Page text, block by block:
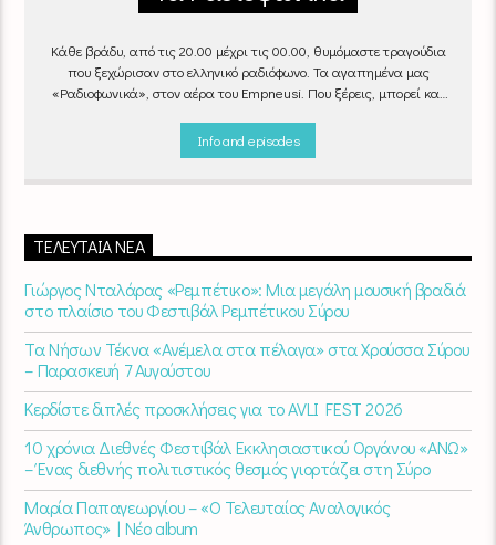
Κάθε βράδυ, από τις 20.00 μέχρι τις 00.00, θυμόμαστε τραγούδια
που ξεχώρισαν στο ελληνικό ραδιόφωνο. Τα αγαπημένα μας
«Ραδιοφωνικά», στον αέρα του Empneusi. Που ξέρεις, μπορεί και
:00 – 00:00 στον Empneusi 107 FM
Info and episodes
ΤΕΛΕΥΤΑΊΑ ΝΈΑ
Γιώργος Νταλάρας «Ρεμπέτικο»: Μια μεγάλη μουσική βραδιά
στο πλαίσιο του Φεστιβάλ Ρεμπέτικου Σύρου
Τα Νήσων Τέκνα «Ανέμελα στα πέλαγα» στα Χρούσσα Σύρου
– Παρασκευή 7 Αυγούστου
Κερδίστε διπλές προσκλήσεις για το AVLI FEST 2026
10 χρόνια Διεθνές Φεστιβάλ Εκκλησιαστικού Οργάνου «ΑΝΩ»
– Ένας διεθνής πολιτιστικός θεσμός γιορτάζει στη Σύρο​
Μαρία Παπαγεωργίου – «Ο Τελευταίος Αναλογικός
Άνθρωπος» | Νέο album